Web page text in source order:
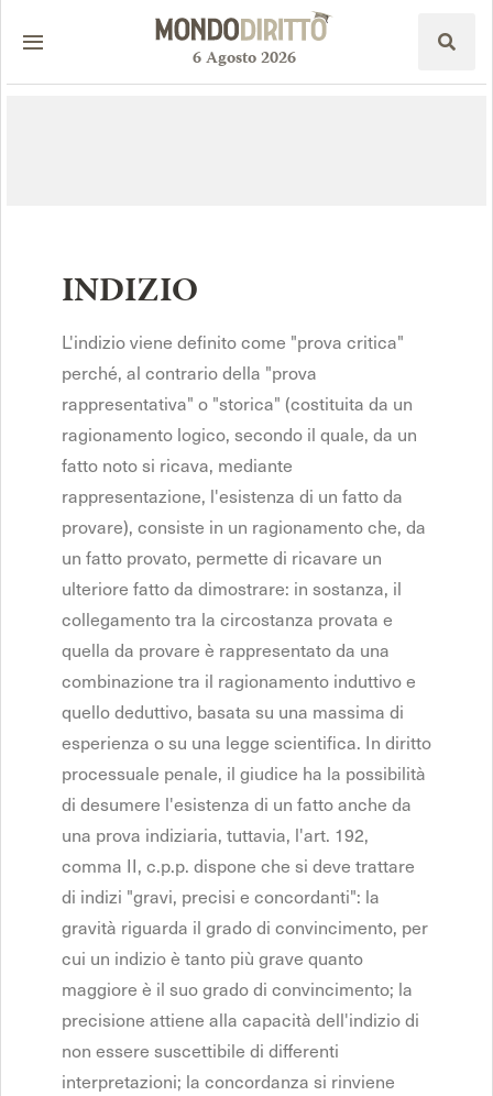
6Agosto2026
INDIZIO
L'indizio viene definito come "prova critica"
perché, al contrario della "prova
rappresentativa" o "storica" (costituita da un
ragionamento logico, secondo il quale, da un
fatto noto si ricava, mediante
rappresentazione, l'esistenza di un fatto da
provare), consiste in un ragionamento che, da
un fatto provato, permette di ricavare un
ulteriore fatto da dimostrare: in sostanza, il
collegamento tra la circostanza provata e
quella da provare è rappresentato da una
combinazione tra il ragionamento induttivo e
quello deduttivo, basata su una massima di
esperienza o su una legge scientifica. In diritto
processuale penale, il giudice ha la possibilità
di desumere l'esistenza di un fatto anche da
una prova indiziaria, tuttavia, l'art. 192,
comma II, c.p.p. dispone che si deve trattare
di indizi "gravi, precisi e concordanti": la
gravità riguarda il grado di convincimento, per
cui un indizio è tanto più grave quanto
maggiore è il suo grado di convincimento; la
precisione attiene alla capacità dell'indizio di
non essere suscettibile di differenti
interpretazioni; la concordanza si rinviene